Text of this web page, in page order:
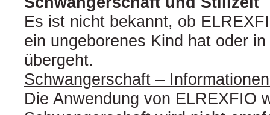
Es ist nicht bekannt, ob
ein ungeborenes Kind hat oder
übergeht.
Schwangerschaft –
Die Anwendung von ELREXFIO